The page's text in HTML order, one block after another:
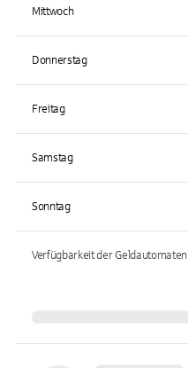
Mittwoch
Donnerstag
Freitag
Samstag
Sonntag
Verfügbarkeit der Geldautomaten